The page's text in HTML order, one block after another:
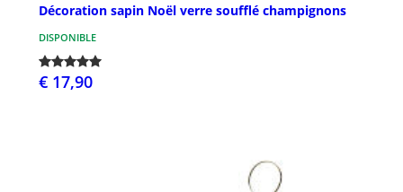
Décoration sapin Noël verre soufflé champignons
DISPONIBLE
€ 17,90